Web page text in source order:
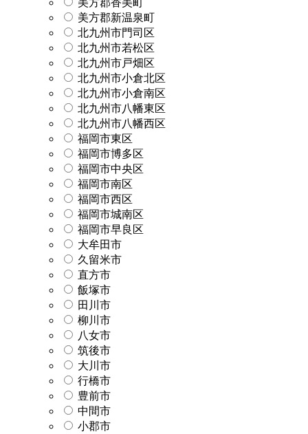
美方郡新温泉町
北九州市門司区
北九州市若松区
北九州市戸畑区
北九州市小倉北区
北九州市小倉南区
北九州市八幡東区
北九州市八幡西区
福岡市東区
福岡市博多区
福岡市中央区
福岡市南区
福岡市西区
福岡市城南区
福岡市早良区
大牟田市
久留米市
直方市
飯塚市
田川市
柳川市
八女市
筑後市
大川市
行橋市
豊前市
中間市
小郡市